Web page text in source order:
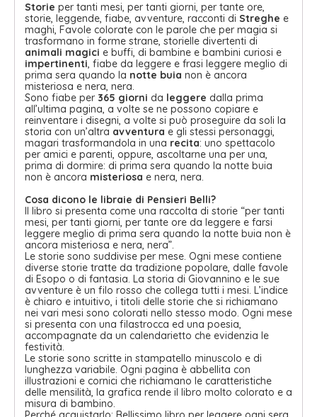
Storie per tanti mesi, per tanti giorni, per tante ore,
storie, leggende, fiabe, avventure, racconti di Streghe e
maghi, Favole colorate con le parole che per magia si
trasformano in forme strane, storielle divertenti di
animali magici e buffi, di bambine e bambini curiosi e
impertinenti, fiabe da leggere e frasi leggere meglio di
prima sera quando la notte buia non è ancora
misteriosa e nera, nera.
Sono fiabe per 365 giorni da leggere dalla prima
all’ultima pagina, a volte se ne possono copiare e
reinventare i disegni, a volte si può proseguire da soli la
storia con un’altra avventura e gli stessi personaggi,
magari trasformandola in una recita: uno spettacolo
per amici e parenti, oppure, ascoltarne una per una,
prima di dormire: di prima sera quando la notte buia
non è ancora misteriosa e nera, nera.
Cosa dicono le libraie di Pensieri Belli?
Il libro si presenta come una raccolta di storie “per tanti
mesi, per tanti giorni, per tante ore da leggere e farsi
leggere meglio di prima sera quando la notte buia non è
ancora misteriosa e nera, nera”.
Le storie sono suddivise per mese. Ogni mese contiene
diverse storie tratte da tradizione popolare, dalle favole
di Esopo o di fantasia. La storia di Giovannino e le sue
avventure è un filo rosso che collega tutti i mesi. L’indice
è chiaro e intuitivo, i titoli delle storie che si richiamano
nei vari mesi sono colorati nello stesso modo. Ogni mese
si presenta con una filastrocca ed una poesia,
accompagnate da un calendarietto che evidenzia le
festività.
Le storie sono scritte in stampatello minuscolo e di
lunghezza variabile. Ogni pagina è abbellita con
illustrazioni e cornici che richiamano le caratteristiche
delle mensilità, la grafica rende il libro molto colorato e a
misura di bambino.